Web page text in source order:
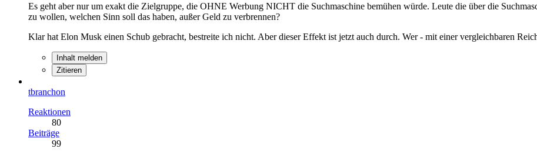
Es geht aber nur um exakt die Zielgruppe, die OHNE Werbung NICHT die Suchmaschine bemühen würde. Leute die über die
zu wollen, welchen Sinn soll das haben, außer Geld zu verbrennen?
Klar hat Elon Musk einen Schub gebracht, bestreite ich nicht. Aber dieser Effekt ist jetzt auch durch. Wer - mit einer vergleichbaren
Inhalt melden
Zitieren
tbranchon
Reaktionen
80
Beiträge
99